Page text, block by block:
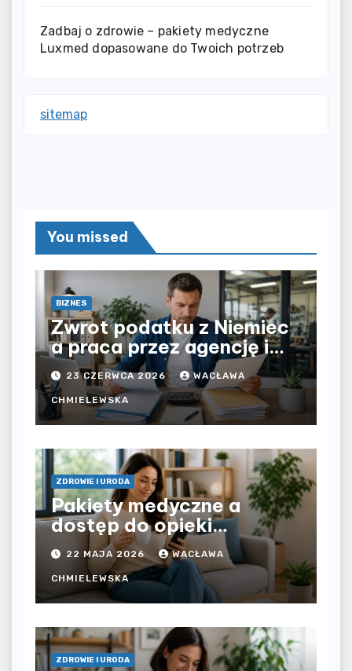
Zadbaj o zdrowie – pakiety medyczne
Luxmed dopasowane do Twoich potrzeb
sitemap
You missed
BIZNES
Zwrot podatku z Niemiec
a praca przez agencję i
bezpośrednio u
pracodawcy – jak
rozliczyć oba źródła
dochodu?
23 CZERWCA 2026 WACŁAWA
CHMIELEWSKA
ZDROWIE I URODA
Pakiety medyczne a
dostęp do opieki
zdrowotnej bez
ograniczeń czasowych –
czy prywatna opieka daje
większą swobodę?
22 MAJA 2026 WACŁAWA
CHMIELEWSKA
ZDROWIE I URODA